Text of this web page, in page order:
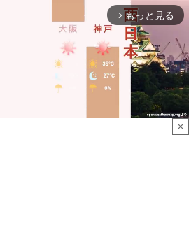
close
arrow_forward_ios もっと見る